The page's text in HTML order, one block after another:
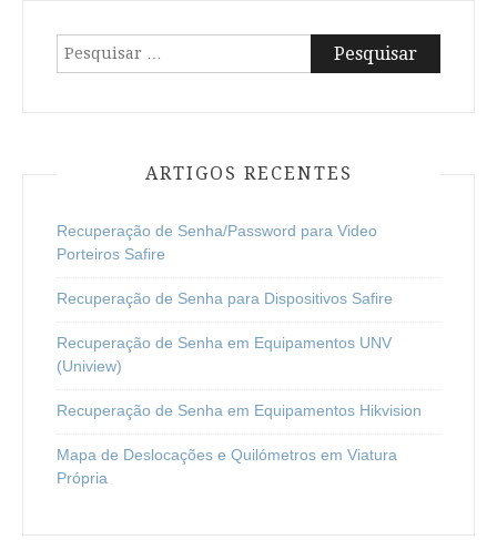
Pesquisar
por:
ARTIGOS RECENTES
Recuperação de Senha/Password para Video
Porteiros Safire
Recuperação de Senha para Dispositivos Safire
Recuperação de Senha em Equipamentos UNV
(Uniview)
Recuperação de Senha em Equipamentos Hikvision
Mapa de Deslocações e Quilómetros em Viatura
Própria